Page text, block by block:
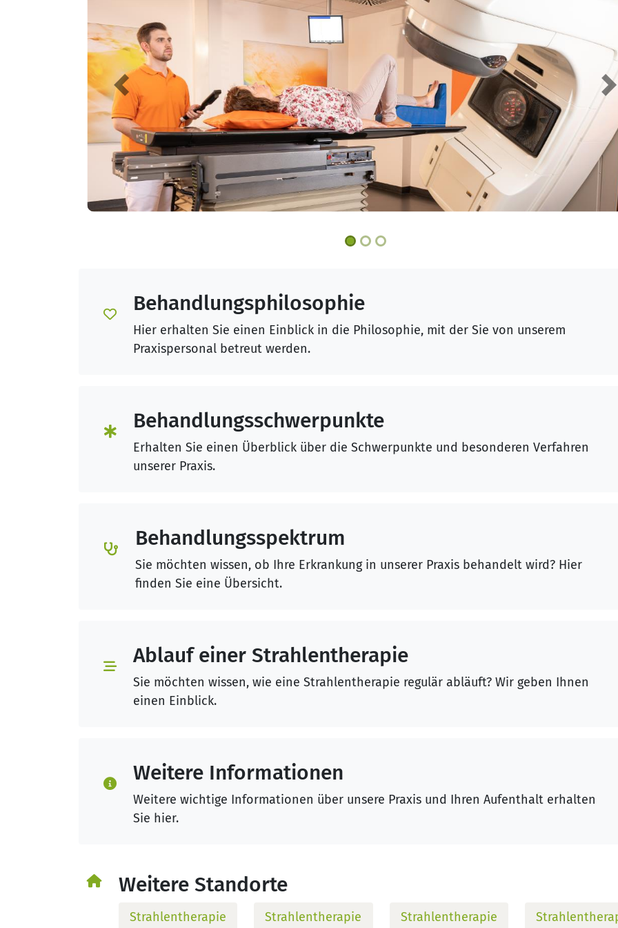
Previous
Behandlungsphilosophie
Hier erhalten Sie einen Einblick in die Philosophie, mit der Sie von unserem
Praxispersonal betreut werden.
Behandlungsschwerpunkte
Erhalten Sie einen Überblick über die Schwerpunkte und besonderen Verfahren
unserer Praxis.
Behandlungsspektrum
Sie möchten wissen, ob Ihre Erkrankung in unserer Praxis behandelt wird? Hier
finden Sie eine Übersicht.
Ablauf einer Strahlentherapie
Sie möchten wissen, wie eine Strahlentherapie regulär abläuft? Wir geben Ihnen
einen Einblick.
Weitere Informationen
Weitere wichtige Informationen über unsere Praxis und Ihren Aufenthalt erhalten
Sie hier.
Weitere Standorte
Strahlentherapie Strahlentherapie Strahlentherapie